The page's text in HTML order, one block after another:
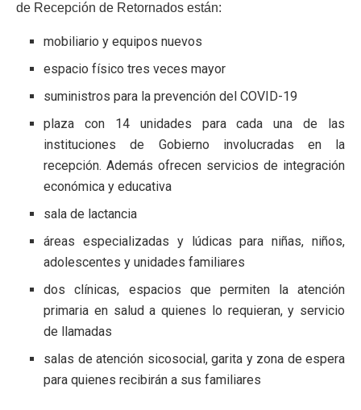
de Recepción de Retornados están:
mobiliario y equipos nuevos
espacio físico tres veces mayor
suministros para la prevención del COVID-19
plaza con 14 unidades para cada una de las
instituciones de Gobierno involucradas en la
recepción. Además ofrecen servicios de integración
económica y educativa
sala de lactancia
áreas especializadas y lúdicas para niñas, niños,
adolescentes y unidades familiares
dos clínicas, espacios que permiten la atención
primaria en salud a quienes lo requieran, y servicio
de llamadas
salas de atención sicosocial, garita y zona de espera
para quienes recibirán a sus familiares